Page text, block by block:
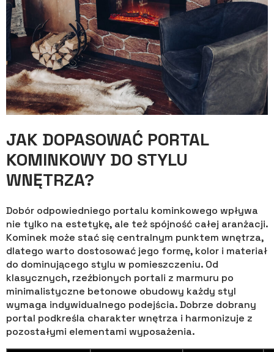
JAK DOPASOWAĆ PORTAL
KOMINKOWY DO STYLU
WNĘTRZA?
Dobór odpowiedniego portalu kominkowego wpływa
nie tylko na estetykę, ale też spójność całej aranżacji.
Kominek może stać się centralnym punktem wnętrza,
dlatego warto dostosować jego formę, kolor i materiał
do dominującego stylu w pomieszczeniu. Od
klasycznych, rzeźbionych portali z marmuru po
minimalistyczne betonowe obudowy każdy styl
wymaga indywidualnego podejścia. Dobrze dobrany
portal podkreśla charakter wnętrza i harmonizuje z
pozostałymi elementami wyposażenia.